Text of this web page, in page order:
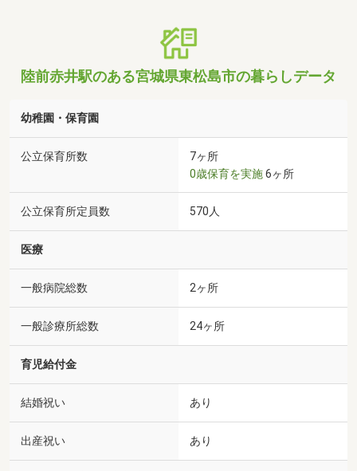
陸前赤井駅のある宮城県東松島市の暮らしデータ
幼稚園・保育園
公立保育所数
7ヶ所
0歳保育を実施6ヶ所
公立保育所定員数 570人
医療
一般病院総数 2ヶ所
一般診療所総数 24ヶ所
育児給付金
結婚祝い あり
出産祝い あり